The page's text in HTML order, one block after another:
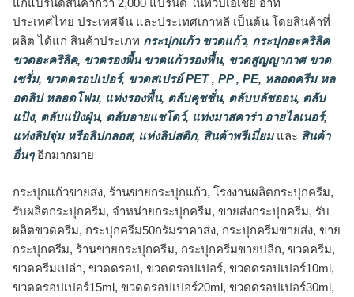
แก่แบรนด์สินค้ากว่า 2,000 แบรนด์ ในทวีปเอเชีย อาทิ
ประเทศไทย ประเทศจีน และประเทศเกาหลี เป็นต้น โดยสินค้าที่
ผลิต ได้แก่ สินค้าประเภท กระปุกแก้ว ขวดแก้ว, กระปุกอะคริลิค
ขวดอะคริลิค, ขวดรองพื้น ขวดแก้วรองพื้น, ขวดสูญญากาศ ขวด
เซรั่ม, ขวดดรอปเปอร์, ขวดสเปรย์ PET , PP , PE, หลอดครีม หล
อดลิป หลอดโฟม, แท่งรองพื้น, ตลับคุชชั่น, ตลับบลัชออน, ตลับ
แป้ง, ตลับแป้งฝุ่น, ตลับอายแชโดว์, แท่งมาสคาร่า อายไลเนอร์,
แท่งลิปจุ่ม หรือลิปกลอส, แท่งลิปสติก, สินค้าพรีเมี่ยมและ สินค้า
อื่นๆอีกมากมาย
กระปุกแก้วขายส่ง, ร้านขายกระปุกแก้ว, โรงงานผลิตกระปุกครีม,
รับผลิตกระปุกครีม, จำหน่ายกระปุกครีม, ขายส่งกระปุกครีม, รับ
ผลิตขวดครีม, กระปุกครีม50กรัมราคาส่ง, กระปุกครีมขายส่ง, ขาย
กระปุกครีม, ร้านขายกระปุกครีม, กระปุกครีมขายปลีก, ขวดครีม,
ขวดครีมเปล่า, ขวดดรอป, ขวดดรอปเปอร์, ขวดดรอปเปอร์10ml,
ขวดดรอปเปอร์15ml, ขวดดรอปเปอร์20ml, ขวดดรอปเปอร์30ml,